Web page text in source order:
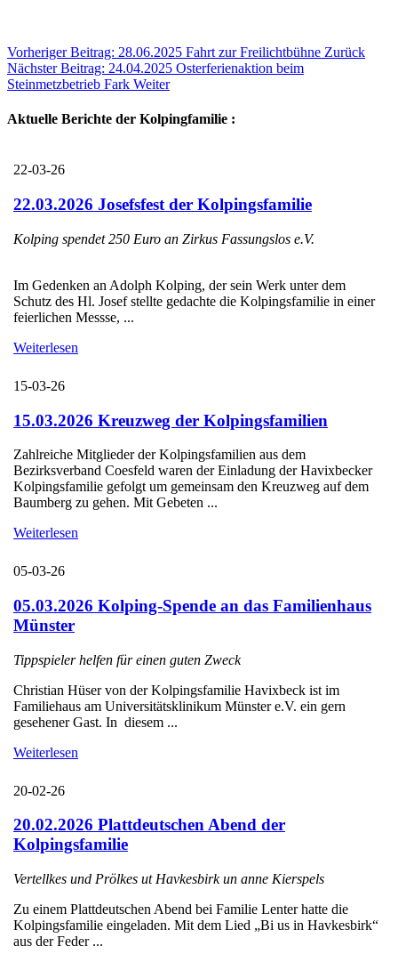
Vorheriger Beitrag: 28.06.2025 Fahrt zur Freilichtbühne Zurück
Nächster Beitrag: 24.04.2025 Osterferienaktion beim
Steinmetzbetrieb Fark Weiter
Aktuelle Berichte der Kolpingfamilie :
22-03-26
22.03.2026 Josefsfest der Kolpingsfamilie
Kolping spendet 250 Euro an Zirkus Fassungslos e.V.
Im Gedenken an Adolph Kolping, der sein Werk unter dem
Schutz des Hl. Josef stellte gedachte die Kolpingsfamilie in einer
feierlichen Messse, ...
Weiterlesen
15-03-26
15.03.2026 Kreuzweg der Kolpingsfamilien
Zahlreiche Mitglieder der Kolpingsfamilien aus dem
Bezirksverband Coesfeld waren der Einladung der Havixbecker
Kolpingsfamilie gefolgt um gemeinsam den Kreuzweg auf dem
Baumberg zu gehen. Mit Gebeten ...
Weiterlesen
05-03-26
05.03.2026 Kolping-Spende an das Familienhaus
Münster
Tippspieler helfen für einen guten Zweck
Christian Hüser von der Kolpingsfamilie Havixbeck ist im
Familiehaus am Universitätsklinikum Münster e.V. ein gern
gesehener Gast. In diesem ...
Weiterlesen
20-02-26
20.02.2026 Plattdeutschen Abend der
Kolpingsfamilie
Vertellkes und Prölkes ut Havkesbirk un anne Kierspels
Zu einem Plattdeutschen Abend bei Familie Lenter hatte die
Kolpingsfamilie eingeladen. Mit dem Lied „Bi us in Havkesbirk“
aus der Feder ...